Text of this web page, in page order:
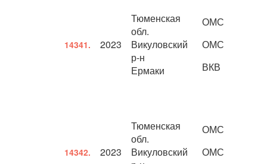
14341. 2023
Тюменская
обл.
Викуловский
р-н
Ермаки
ОМС
ОМС
ВКВ
14342. 2023
Тюменская
обл.
Викуловский
ОМС
ОМС